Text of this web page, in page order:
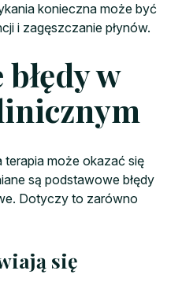
konieczna może być
i zagęszczanie płynów.
w
może okazać się
są podstawowe błędy
Dotyczy to zarówno
się